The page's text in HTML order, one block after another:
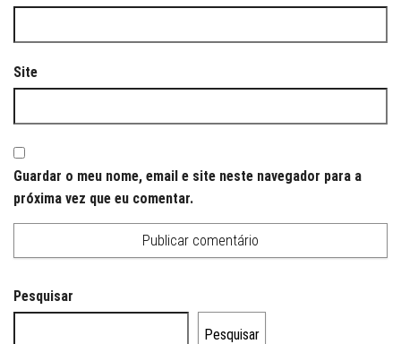
Site
Guardar o meu nome, email e site neste navegador para a
próxima vez que eu comentar.
Pesquisar
Pesquisar